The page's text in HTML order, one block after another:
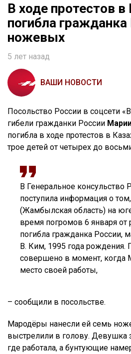
В ходе протестов в
погибла
ножевых
5 лет назад
ВАШИ НОВОСТИ
Посольство России в соцсети
гибели гражданки России
погибла в ходе протестов в
трое детей от четырех до
В Генеральное консульство
поступила информация о
(Жамбылская область) на
время погромов 6 января от
погибла гражданка России,
В. Ким, 1995 года рождения.
совершено в момент, когда
место своей работы,
– сообщили в посольстве.
Мародёры нанесли ей семь
выстрелили в голову.
где работала, а бунтующие